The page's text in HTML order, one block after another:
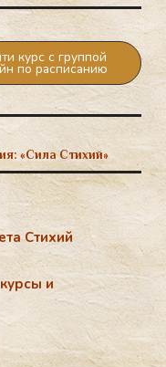
курс с группой
по расписанию
«Сила Стихий»
Стихий
и